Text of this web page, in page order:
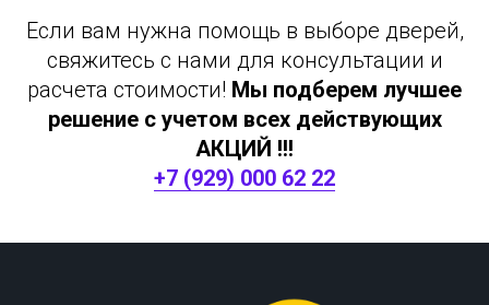
Если вам нужна помощь в выборе дверей,
свяжитесь с нами для консультации и
расчета стоимости! Мы подберем лучшее
решение с учетом всех действующих
АКЦИЙ !!!
+7 (929) 000 62 22